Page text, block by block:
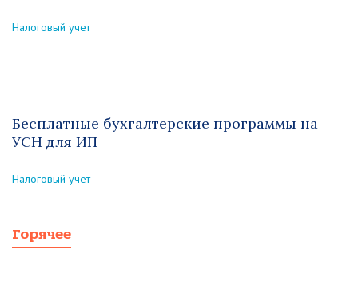
Налоговый учет
Бесплатные бухгалтерские программы на
УСН для ИП
Налоговый учет
Горячее